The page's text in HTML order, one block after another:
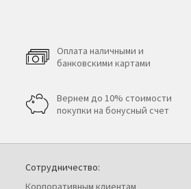
Оплата наличными и
банковскими картами
Вернем до 10% стоимости
покупки на бонусный счет
Сотрудничество:
Корпоративным клиентам